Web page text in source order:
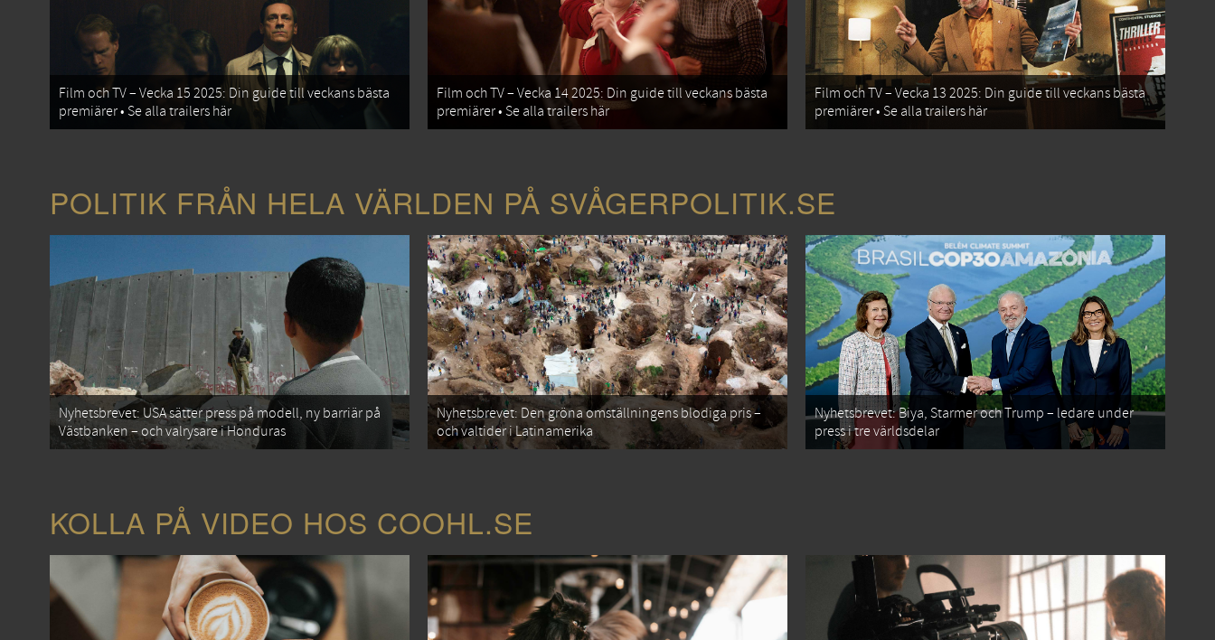
Film och TV – Vecka 15 2025: Din guide till veckans bästa
premiärer • Se alla trailers här
Film och TV – Vecka 14 2025: Din guide till veckans bästa
premiärer • Se alla trailers här
Film och TV – Vecka 13 2025: Din guide till veckans bästa
premiärer • Se alla trailers här
POLITIK FRÅN HELA VÄRLDEN PÅ SVÅGERPOLITIK.SE
Nyhetsbrevet: USA sätter press på modell, ny barriär på
Västbanken – och valrysare i Honduras
Nyhetsbrevet: Den gröna omställningens blodiga pris –
och valtider i Latinamerika
Nyhetsbrevet: Biya, Starmer och Trump – ledare under
press i tre världsdelar
KOLLA PÅ VIDEO HOS COOHL.SE